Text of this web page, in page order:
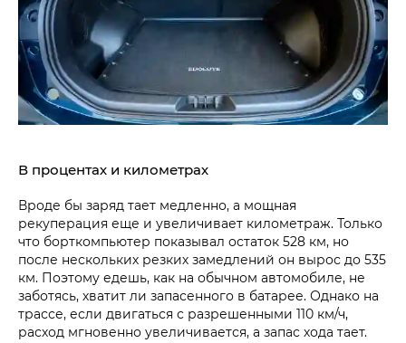
В процентах и километрах
Вроде бы заряд тает медленно, а мощная
рекуперация еще и увеличивает километраж. Только
что борткомпьютер показывал остаток 528 км, но
после нескольких резких замедлений он вырос до 535
км. Поэтому едешь, как на обычном автомобиле, не
заботясь, хватит ли запасенного в батарее. Однако на
трассе, если двигаться с разрешенными 110 км/ч,
расход мгновенно увеличивается, а запас хода тает.